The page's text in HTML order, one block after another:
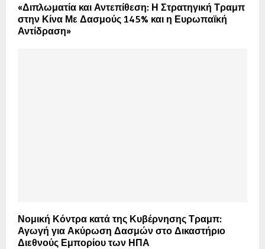
«Διπλωματία και Αντεπίθεση: Η Στρατηγική Τραμπ
στην Κίνα Με Δασμούς 145% και η Ευρωπαϊκή
Αντίδραση»
Νομική Κόντρα κατά της Κυβέρνησης Τραμπ:
Αγωγή για Ακύρωση Δασμών στο Δικαστήριο
Διεθνούς Εμπορίου των ΗΠΑ